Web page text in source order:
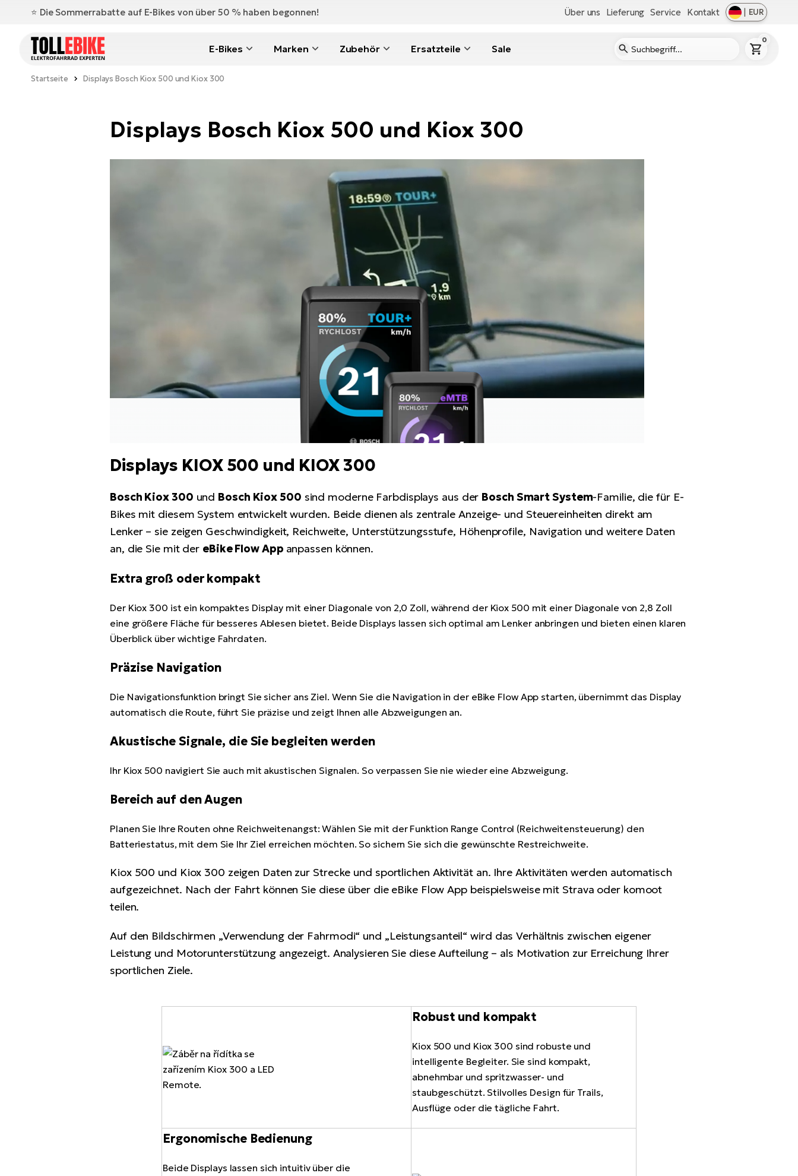
⭐️ Die Sommerrabatte auf E-Bikes von über 50 % haben begonnen! Über uns Lieferung Service Kontakt | EUR
E-Bikes Marken Zubehör Ersatzteile Sale
0
Startseite Displays Bosch Kiox 500 und Kiox 300
Displays Bosch Kiox 500 und Kiox 300
Displays KIOX 500 und KIOX 300
Bosch Kiox 300 und Bosch Kiox 500 sind moderne Farbdisplays aus der Bosch Smart System-Familie, die für E-
Bikes mit diesem System entwickelt wurden. Beide dienen als zentrale Anzeige- und Steuereinheiten direkt am
Lenker – sie zeigen Geschwindigkeit, Reichweite, Unterstützungsstufe, Höhenprofile, Navigation und weitere Daten
an, die Sie mit der eBike Flow App anpassen können.
Extra groß oder kompakt
Der Kiox 300 ist ein kompaktes Display mit einer Diagonale von 2,0 Zoll, während der Kiox 500 mit einer Diagonale von 2,8 Zoll
eine größere Fläche für besseres Ablesen bietet. Beide Displays lassen sich optimal am Lenker anbringen und bieten einen klaren
Überblick über wichtige Fahrdaten.
Präzise Navigation
Die Navigationsfunktion bringt Sie sicher ans Ziel. Wenn Sie die Navigation in der eBike Flow App starten, übernimmt das Display
automatisch die Route, führt Sie präzise und zeigt Ihnen alle Abzweigungen an.
Akustische Signale, die Sie begleiten werden
Ihr Kiox 500 navigiert Sie auch mit akustischen Signalen. So verpassen Sie nie wieder eine Abzweigung.
Bereich auf den Augen
Planen Sie Ihre Routen ohne Reichweitenangst: Wählen Sie mit der Funktion Range Control (Reichweitensteuerung) den
Batteriestatus, mit dem Sie Ihr Ziel erreichen möchten. So sichern Sie sich die gewünschte Restreichweite.
Kiox 500 und Kiox 300 zeigen Daten zur Strecke und sportlichen Aktivität an. Ihre Aktivitäten werden automatisch
aufgezeichnet. Nach der Fahrt können Sie diese über die eBike Flow App beispielsweise mit Strava oder komoot
teilen.
Auf den Bildschirmen „Verwendung der Fahrmodi“ und „Leistungsanteil“ wird das Verhältnis zwischen eigener
Leistung und Motorunterstützung angezeigt. Analysieren Sie diese Aufteilung – als Motivation zur Erreichung Ihrer
sportlichen Ziele.
Robust und kompakt
Kiox 500 und Kiox 300 sind robuste und
intelligente Begleiter. Sie sind kompakt,
abnehmbar und spritzwasser- und
staubgeschützt. Stilvolles Design für Trails,
Ausflüge oder die tägliche Fahrt.
Ergonomische Bedienung
Beide Displays lassen sich intuitiv über die